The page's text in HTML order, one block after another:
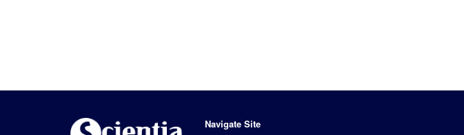
Navigate Site